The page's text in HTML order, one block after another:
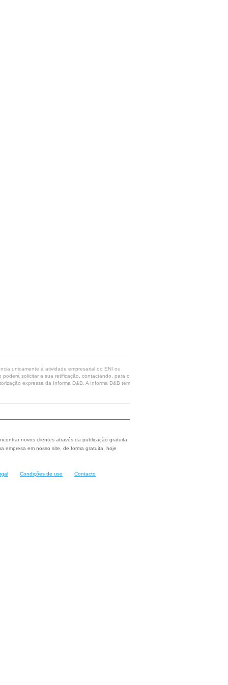
unicamente à atividade empresarial do ENI ou
solicitar a sua retificação, contactando, para o
expressa da Informa D&B. A Informa D&B tem
novos clientes através da publicação gratuita
empresa em nosso site, de forma gratuita, hoje
Condições de uso Contacto